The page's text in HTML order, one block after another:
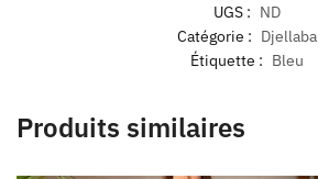
UGS : ND
Catégorie : Djellaba
Étiquette : Bleu
Produits similaires